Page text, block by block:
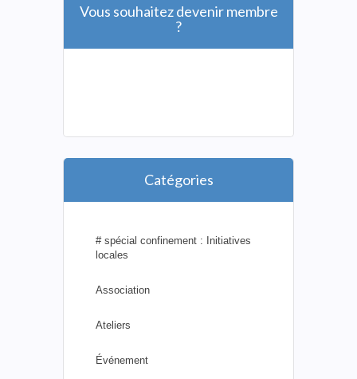
Vous souhaitez devenir membre
?
Catégories
# spécial confinement : Initiatives
locales
Association
Ateliers
Événement